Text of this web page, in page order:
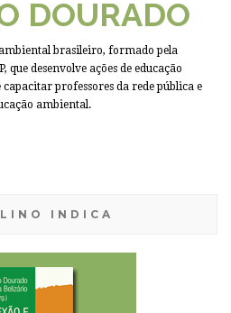
DOURADO
brasileiro, formado pela
que desenvolve ações de educação
professores da rede pública e
ambiental.
INDICA